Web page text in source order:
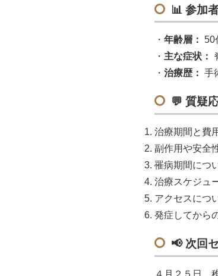
📊 参加
年齢層： 50
主な症状：
治療歴： 手
💬 質疑
治療期間と費
副作用や安全
罹病期間につ
治療スケジュ
アクセスにつ
発症してから
📢 次回
４月２５日